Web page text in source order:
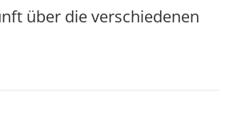
über die verschiedenen